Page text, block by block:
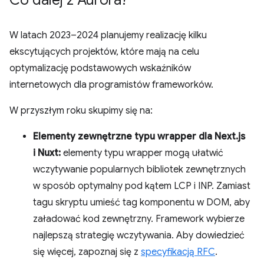
W latach 2023–2024 planujemy realizację kilku
ekscytujących projektów, które mają na celu
optymalizację podstawowych wskaźników
internetowych dla programistów frameworków.
W przyszłym roku skupimy się na:
Elementy zewnętrzne typu wrapper dla Next.js
i Nuxt: elementy typu wrapper mogą ułatwić
wczytywanie popularnych bibliotek zewnętrznych
w sposób optymalny pod kątem LCP i INP. Zamiast
tagu skryptu umieść tag komponentu w DOM, aby
załadować kod zewnętrzny. Framework wybierze
najlepszą strategię wczytywania. Aby dowiedzieć
się więcej, zapoznaj się z specyfikacją RFC.